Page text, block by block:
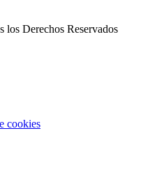
Derechos Reservados
cookies